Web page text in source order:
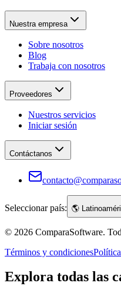
Nuestra empresa
Sobre nosotros
Blog
Trabaja con nosotros
Proveedores
Nuestros servicios
Iniciar sesión
Contáctanos
Seleccionar país: 🌎
© 2026 ComparaSoftware.
Términos y condiciones
Explora todas las